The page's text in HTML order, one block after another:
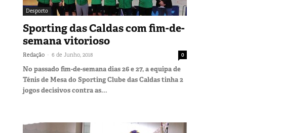
Desporto
Sporting das Caldas com fim-de-
semana vitorioso
Redação - 6 de Junho, 2018 0
No passado fim-de-semana dias 26 e 27, a equipa de
Ténis de Mesa do Sporting Clube das Caldas tinha 2
jogos decisivos contra as...